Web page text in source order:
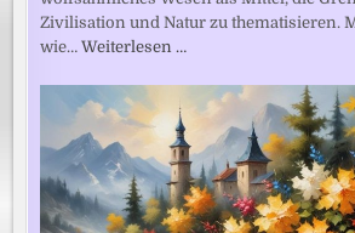
Zivilisation und Natur zu thematisieren.
wie…Weiterlesen …